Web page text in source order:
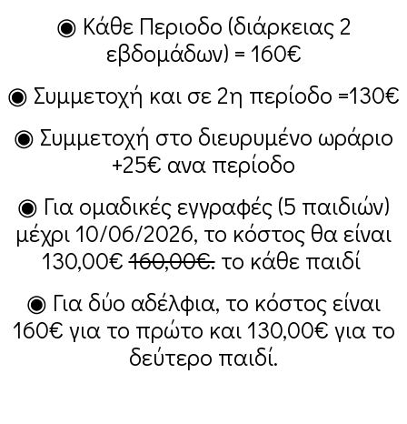
◉ Κάθε Περιοδο (διάρκειας 2
εβδομάδων) = 160€
◉ Συμμετοχή και σε 2η περίοδο =130€
◉ Συμμετοχή στο διευρυμένο ωράριο
+25€ ανα περίοδο
◉ Για ομαδικές εγγραφές (5 παιδιών)
μέχρι 10/06/2026, το κόστος θα είναι
130,00€160,00€.το κάθε παιδί
◉ Για δύο αδέλφια, το κόστος είναι
160€ για το πρώτο και 130,00€ για το
δεύτερο παιδί.